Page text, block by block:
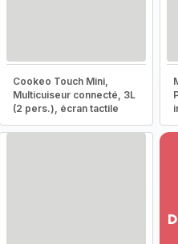
Cookeo Touch Mini,
Multicuiseur connecté, 3L
(2 pers.), écran tactile